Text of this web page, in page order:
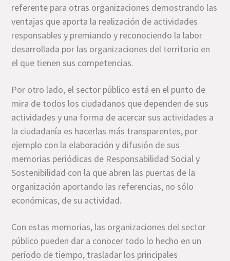
referente para otras organizaciones demostrando las
ventajas que aporta la realización de actividades
responsables y premiando y reconociendo la labor
desarrollada por las organizaciones del territorio en
el que tienen sus competencias.
Por otro lado, el sector público está en el punto de
mira de todos los ciudadanos que dependen de sus
actividades y una forma de acercar sus actividades a
la ciudadanía es hacerlas más transparentes, por
ejemplo con la elaboración y difusión de sus
memorias periódicas de Responsabilidad Social y
Sostenibilidad con la que abren las puertas de la
organización aportando las referencias, no sólo
económicas, de su actividad.
Con estas memorias, las organizaciones del sector
público pueden dar a conocer todo lo hecho en un
período de tiempo, trasladar los principales